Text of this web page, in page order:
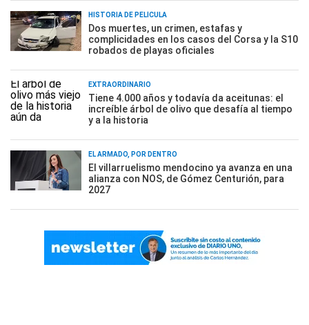
HISTORIA DE PELÍCULA
Dos muertes, un crimen, estafas y
complicidades en los casos del Corsa y la S10
robados de playas oficiales
EXTRAORDINARIO
Tiene 4.000 años y todavía da aceitunas: el
increíble árbol de olivo que desafía al tiempo
y a la historia
EL ARMADO, POR DENTRO
El villarruelismo mendocino ya avanza en una
alianza con NOS, de Gómez Centurión, para
2027